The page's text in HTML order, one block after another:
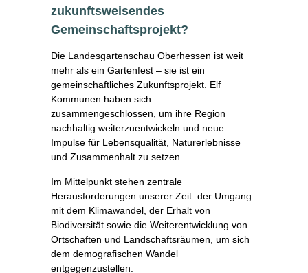
zukunftsweisendes
Gemeinschaftsprojekt?
Die Landesgartenschau Oberhessen ist weit
mehr als ein Gartenfest – sie ist ein
gemeinschaftliches Zukunftsprojekt. Elf
Kommunen haben sich
zusammengeschlossen, um ihre Region
nachhaltig weiterzuentwickeln und neue
Impulse für Lebensqualität, Naturerlebnisse
und Zusammenhalt zu setzen.
Im Mittelpunkt stehen zentrale
Herausforderungen unserer Zeit: der Umgang
mit dem Klimawandel, der Erhalt von
Biodiversität sowie die Weiterentwicklung von
Ortschaften und Landschaftsräumen, um sich
dem demografischen Wandel
entgegenzustellen.